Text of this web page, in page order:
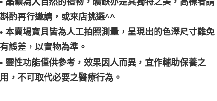
斟酌再行邀請，或來店挑選^^
• 本賣場寶貝皆為人工拍照測量，呈現出的色澤尺寸難免
有誤差，以實物為準。
• 靈性功能僅供參考，效果因人而異，宜作輔助保養之
用，不可取代必要之醫療行為。